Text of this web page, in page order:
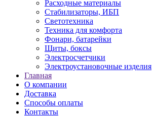
Расходные материалы
Стабилизаторы, ИБП
Светотехника
Техника для комфорта
Фонари, батарейки
Щиты, боксы
Электросчетчики
Электроустановочные изделия
Главная
О компании
Доставка
Способы оплаты
Контакты